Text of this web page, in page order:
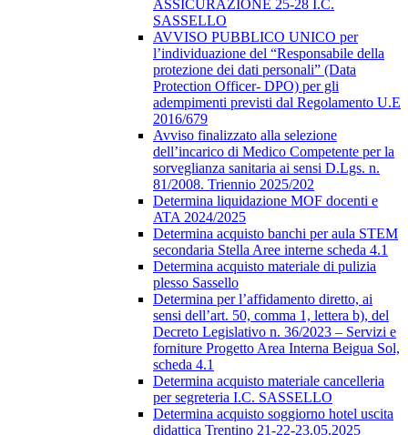
ASSICURAZIONE 25-28 I.C.
SASSELLO
AVVISO PUBBLICO UNICO per
l’individuazione del “Responsabile della
protezione dei dati personali” (Data
Protection Officer- DPO) per gli
adempimenti previsti dal Regolamento U.E
2016/679
Avviso finalizzato alla selezione
dell’incarico di Medico Competente per la
sorveglianza sanitaria ai sensi D.Lgs. n.
81/2008. Triennio 2025/202
Determina liquidazione MOF docenti e
ATA 2024/2025
Determina acquisto banchi per aula STEM
secondaria Stella Aree interne scheda 4.1
Determina acquisto materiale di pulizia
plesso Sassello
Determina per l’affidamento diretto, ai
sensi dell’art. 50, comma 1, lettera b), del
Decreto Legislativo n. 36/2023 – Servizi e
forniture Progetto Area Interna Beigua Sol,
scheda 4.1
Determina acquisto materiale cancelleria
per segreteria I.C. SASSELLO
Determina acquisto soggiorno hotel uscita
didattica Trentino 21-22-23.05.2025